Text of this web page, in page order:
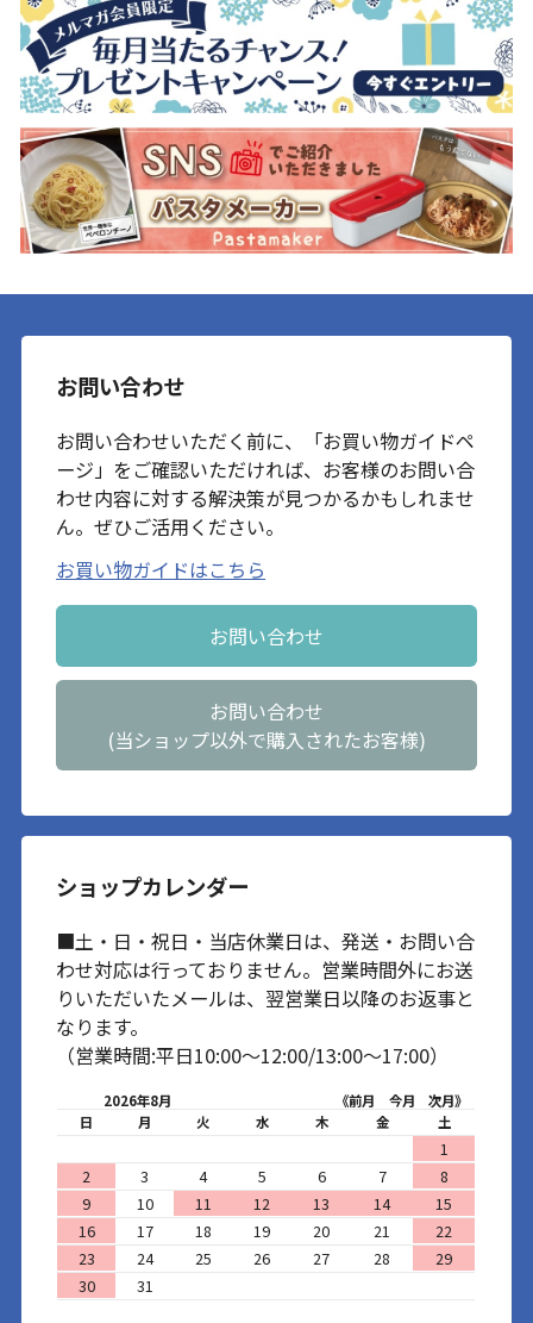
お問い合わせ
お問い合わせいただく前に、「お買い物ガイドペ
ージ」をご確認いただければ、お客様のお問い合
わせ内容に対する解決策が見つかるかもしれませ
ん。ぜひご活用ください。
お買い物ガイドはこちら
お問い合わせ
お問い合わせ
(当ショップ以外で購入されたお客様)
ショップカレンダー
■土・日・祝日・当店休業日は、発送・お問い合
わせ対応は行っておりません。営業時間外にお送
りいただいたメールは、翌営業日以降のお返事と
なります。
（営業時間:平日10:00～12:00/13:00～17:00）
2026年8月 《前月 今月
次月》
日
月 火 水 木 金 土
1
2
3 4 5 6 7
8
9
10 11 12 13 14
15
16
17 18 19 20 21
22
23
24 25 26 27 28
29
30
31